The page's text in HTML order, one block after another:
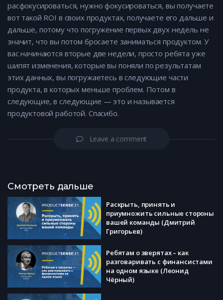
расфокусироваться, нужно фокусироваться, вы получаете
вот такой ROI в своих продуктах, получаете его дальше и
дальше, потому что погружение первых двух недель не
значит, что вы потом бросаете заниматься продуктом. У
вас начинаются вторые две недели, просто ребята уже
шипят изменения, которые вы поняли по результатам
этих данных, вы погружаетесь в следующие части
продукта, в которых меньше проблем. Потом в
следующие, в следующие — это и называется
продуктовой работой. Спасибо.
Leave a comment
Смотреть дальше
Раскрыть, принять и
приумножить сильные стороны
вашей команды (Дмитрий
Григорьев)
Ребятам о зверятах – как
разговаривать с финансистами
на одном языке (Леонид
Чёрный)